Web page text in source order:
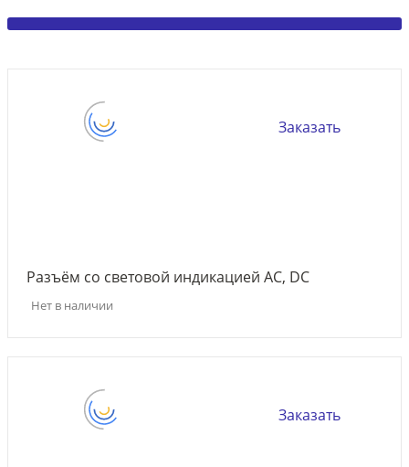
Заказать
Разъём со световой индикацией AC, DC
Нет в наличии
Заказать